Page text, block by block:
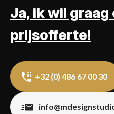
Ja, ik wil
prijsofferte!
+32 (0) 486 67 00 30